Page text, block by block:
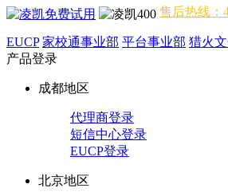
售后热线：
EUCP 家校通事业部 平台事业部 猎火
产品登录
成都地区
代理商登录
短信中心登录
EUCP登录
北京地区